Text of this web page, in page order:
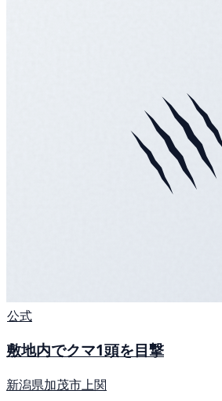
公式
敷地内でクマ1頭を目撃
新潟県加茂市上関